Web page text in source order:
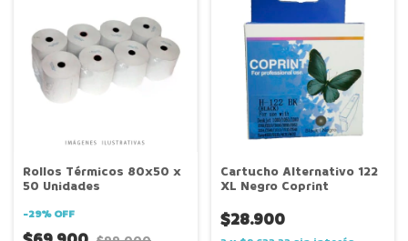
Rollos Térmicos 80x50 x
50 Unidades
-29%OFF
Cartucho Alternativo 122
XL Negro Coprint
$28.900